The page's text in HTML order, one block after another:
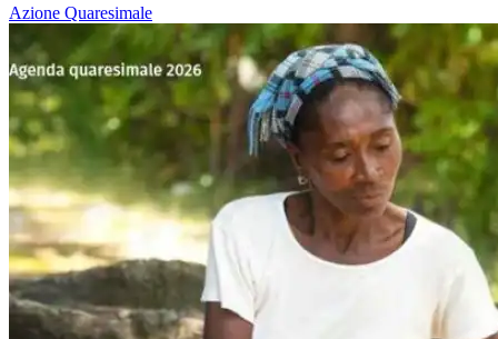
Azione Quaresimale